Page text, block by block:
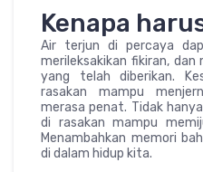
Kenapa
Air terjun di percaya
merileksakikan fikiran, dan
yang telah diberikan.
rasakan mampu
merasa penat. Tidak
di rasakan mampu
Menambahkan memori
di dalam hidup kita.